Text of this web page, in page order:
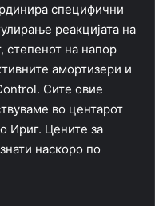
специфични
реакцијата на
степенот на напор
амортизери и
Сите овие
во центарот
Ириг. Цените за
наскоро по